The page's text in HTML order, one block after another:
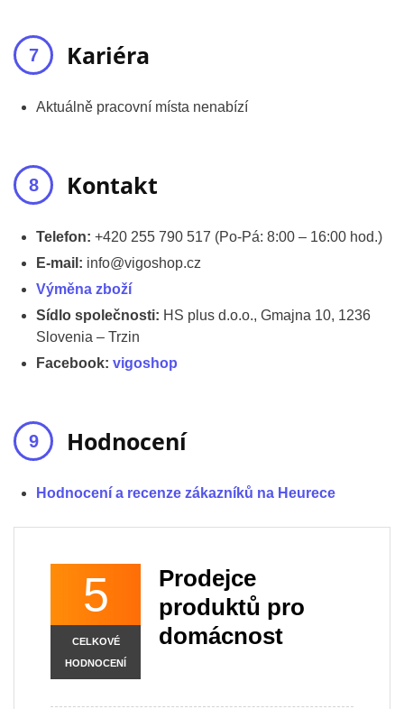
Kariéra
Aktuálně pracovní místa nenabízí
Kontakt
Telefon: +420 255 790 517 (Po-Pá: 8:00 – 16:00 hod.)
E-mail: info@vigoshop.cz
Výměna zboží
Sídlo společnosti: HS plus d.o.o., Gmajna 10, 1236
Slovenia – Trzin
Facebook: vigoshop
Hodnocení
Hodnocení a recenze zákazníků na Heurece
5
CELKOVÉ
HODNOCENÍ
Prodejce
produktů pro
domácnost